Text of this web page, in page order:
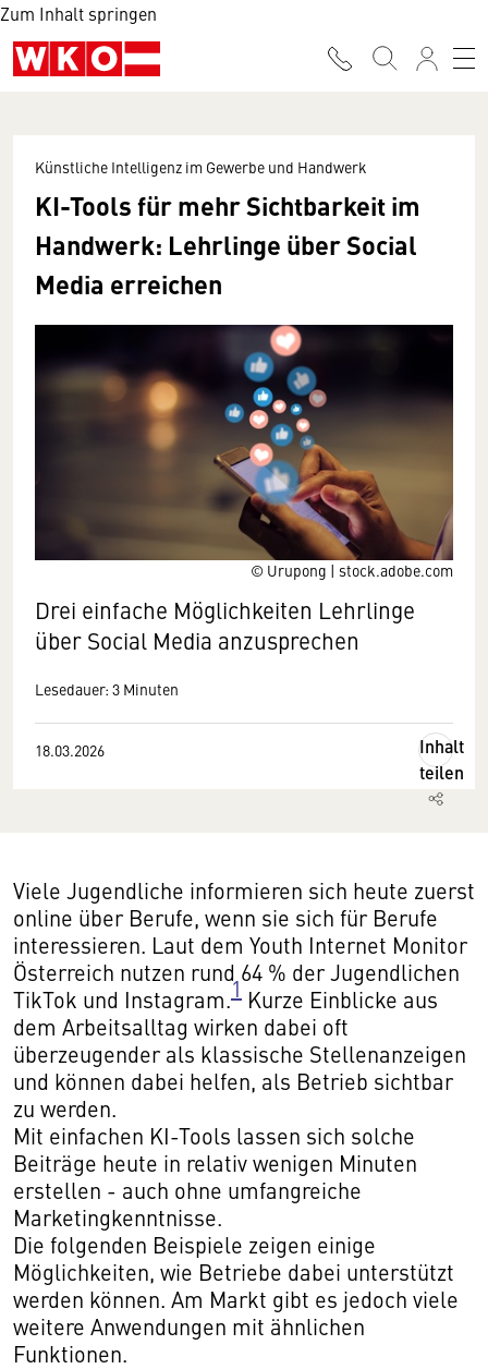
Zum Inhalt springen
© Urupong | stock.adobe.com
Künstliche Intelligenz im Gewerbe und Handwerk
KI-Tools für mehr Sichtbarkeit im
Handwerk: Lehrlinge über Social
Media erreichen
Drei einfache Möglichkeiten Lehrlinge
über Social Media anzusprechen
Lesedauer: 3 Minuten
18.03.2026
Inhalt
teilen
Viele Jugendliche informieren sich heute zuerst
online über Berufe, wenn sie sich für Berufe
interessieren. Laut dem Youth Internet Monitor
Österreich nutzen rund 64 % der Jugendlichen
TikTok und Instagram.1 Kurze Einblicke aus
dem Arbeitsalltag wirken dabei oft
überzeugender als klassische Stellenanzeigen
und können dabei helfen, als Betrieb sichtbar
zu werden.
Mit einfachen KI-Tools lassen sich solche
Beiträge heute in relativ wenigen Minuten
erstellen - auch ohne umfangreiche
Marketingkenntnisse.
Die folgenden Beispiele zeigen einige
Möglichkeiten, wie Betriebe dabei unterstützt
werden können. Am Markt gibt es jedoch viele
weitere Anwendungen mit ähnlichen
Funktionen.